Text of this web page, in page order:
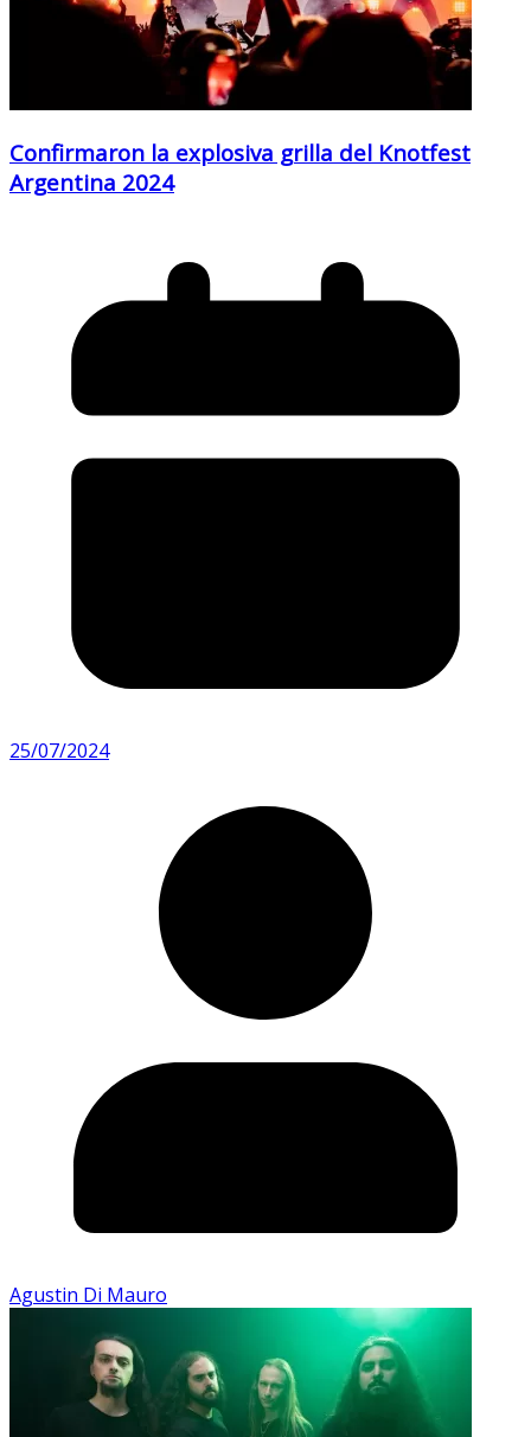
Confirmaron la explosiva grilla del Knotfest
Argentina 2024
25/07/2024
Agustin Di Mauro